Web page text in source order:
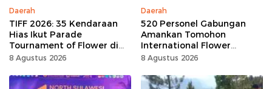
Daerah
TIFF 2026: 35 Kendaraan
Hias Ikut Parade
Tournament of Flower di
Tomohon
8 Agustus 2026
Daerah
520 Personel Gabungan
Amankan Tomohon
International Flower
Festival
8 Agustus 2026